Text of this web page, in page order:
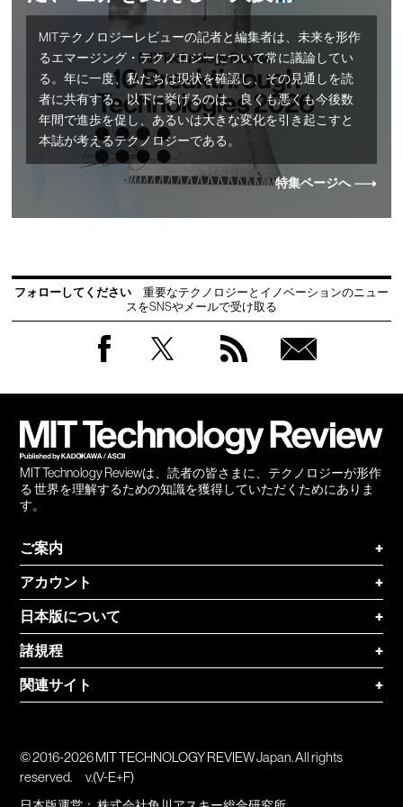
MITテクノロジーレビューの記者と編集者は、未来を形作
るエマージング・テクノロジーについて常に議論してい
る。年に一度、私たちは現状を確認し、その見通しを読
者に共有する。以下に挙げるのは、良くも悪くも今後数
年間で進歩を促し、あるいは大きな変化を引き起こすと
本誌が考えるテクノロジーである。
特集ページへ
フォローしてください
重要なテクノロジーとイノベーションのニュー
スをSNSやメールで受け取る
MIT Technology Reviewは、読者の皆さまに、テクノロジーが形作
る 世界を理解するための知識を獲得していただくためにありま
す。
ご案内
+
アカウント
+
日本版について
+
諸規程
+
関連サイト
+
© 2016-2026 MIT TECHNOLOGY REVIEW Japan. All rights
reserved.
v.(V-E+F)